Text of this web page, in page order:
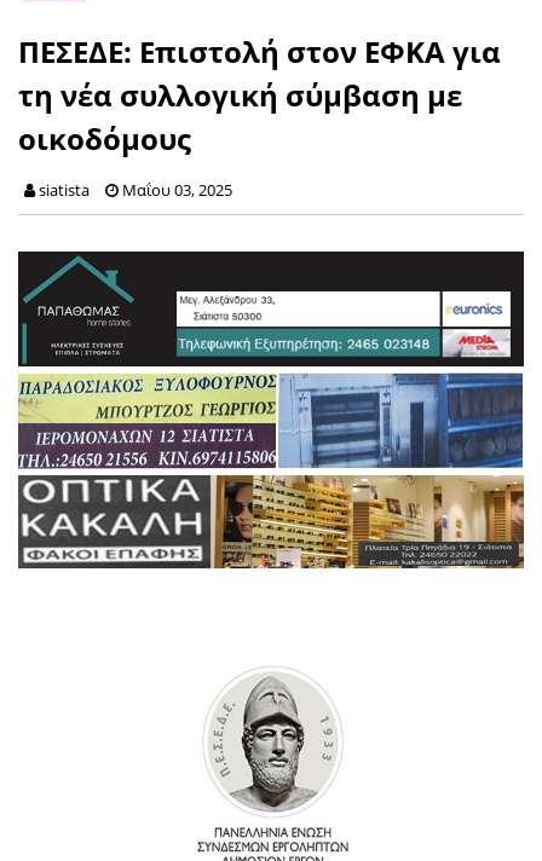
ΠΕΣΕΔΕ: Eπιστολή στον ΕΦΚΑ για
τη νέα συλλογική σύμβαση με
οικοδόμους
siatista Μαΐου 03, 2025